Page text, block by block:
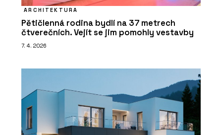
ARCHITEKTURA
Pětičlenná rodina bydlí na 37 metrech
čtverečních. Vejít se jim pomohly vestavby
7. 4. 2026